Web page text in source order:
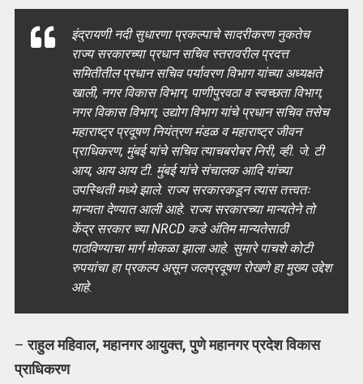
इंद्रायणी नदी सुधारणा प्रकल्पाचे सादरीकरण नुकतेच
राज्य सरकारच्या प्रधान सचिव स्तरावरील प्रदत्त
समितीतील प्रधान सचिव पर्यावरण विभाग यांच्या अध्यक्षते
खाली, नगर विकास विभाग, पाणीपुरवठा व स्वच्छता विभाग,
नगर विकास विभाग, उद्योग विभाग यांचे प्रधान सचिव तसेच
महाराष्ट्र प्रदूषण नियंत्रण मंडळ व महाराष्ट्र जीवन
प्राधिकरण, मुंबई यांचे सचिव त्याचबरोबर निरी, व्ही. जे. टी
आय, आय आय टी. मुंबई यांचे संचालक आदि यांच्या
उपस्थिती मध्ये झाले. राज्य सरकारकडून त्यास तत्त्वतः
मान्यता देण्यात आली आहे. राज्य सरकारच्या मान्यतेने तो
केंद्र सरकार च्या NRCD कडे अंतिम मान्यतेसाठी
पाठविण्याचा मार्ग मोकळा झाला आहे. सुमारे पाचशे कोटी
रुपयांचा हा प्रकल्प असून जलप्रदूषण रोखणे हा मुख्य उद्देश
आहे.
–राहुल महिवाल, महानगर आयुक्त, पुणे महानगर प्रदेश विकास
प्राधिकरण